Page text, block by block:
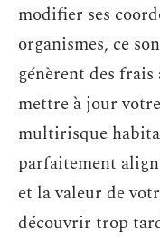
modifier ses
organismes, ce
génèrent des frais
mettre à jour
multirisque
parfaitement
et la valeur de
découvrir trop